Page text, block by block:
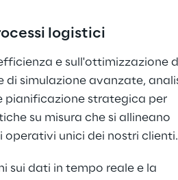
logistici
e sull'ottimizzazione
simulazione avanzate,
pianificazione strategica per
su misura che si allineano
unici dei nostri clienti.
sui dati in tempo reale e la